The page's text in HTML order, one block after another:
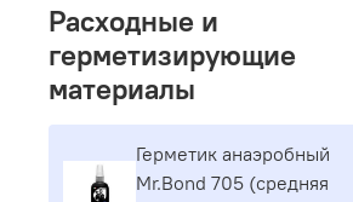
Расходные и
герметизирующие
материалы
Герметик aнaэpoбный
Mr.Bond 705 (средняя